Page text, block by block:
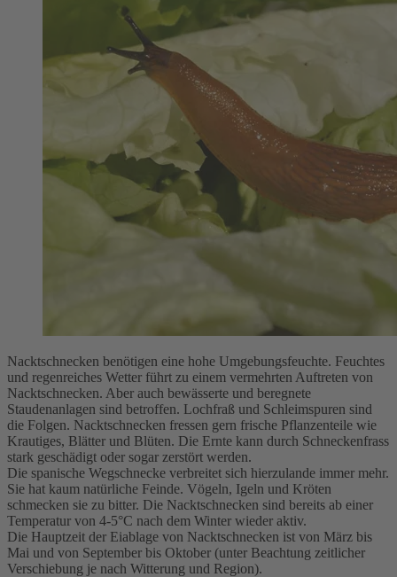
Nacktschnecken benötigen eine hohe Umgebungsfeuchte. Feuchtes
und regenreiches Wetter führt zu einem vermehrten Auftreten von
Nacktschnecken. Aber auch bewässerte und beregnete
Staudenanlagen sind betroffen. Lochfraß und Schleimspuren sind
die Folgen. Nacktschnecken fressen gern frische Pflanzenteile wie
Krautiges, Blätter und Blüten. Die Ernte kann durch Schneckenfrass
stark geschädigt oder sogar zerstört werden.
Die spanische Wegschnecke verbreitet sich hierzulande immer mehr.
Sie hat kaum natürliche Feinde. Vögeln, Igeln und Kröten
schmecken sie zu bitter. Die Nacktschnecken sind bereits ab einer
Temperatur von 4-5°C nach dem Winter wieder aktiv.
Die Hauptzeit der Eiablage von Nacktschnecken ist von März bis
Mai und von September bis Oktober (unter Beachtung zeitlicher
Verschiebung je nach Witterung und Region).